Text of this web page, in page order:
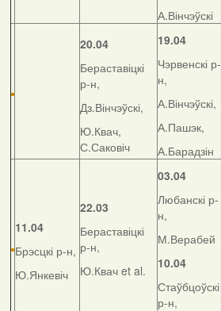
А.Вінчэўскі
20.04
Бераставіцкі
р-н,
Дз.Вінчэўскі,
Ю.Квач,
С.Саковіч
19.04
Чэрвенскі р-
н,
А.Вінчэўскі,
А.Пашэк,
А.Барадзін
11.04
Брэсцкі р-н,
Ю.Янкевіч
22.03
Бераставіцкі
р-н,
Ю.Квач et al.
03.04
Любанскі р-
н,
М.Верабей
10.04
Стаўбцоўскі
р-н,